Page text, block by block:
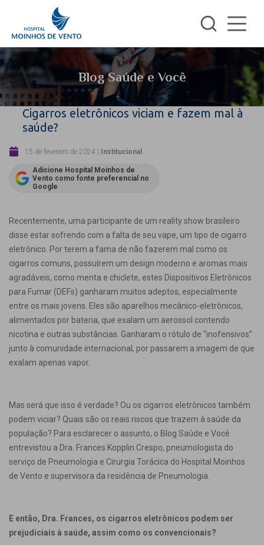
Blog Saúde e Você
Cigarros eletrônicos viciam e fazem mal à
saúde?
15 de fevereiro de 2024 | Institucional
Adicione Hospital Moinhos de
Vento como fonte preferencial no
Google
Recentemente, uma participante de um reality show brasileiro
disse estar sofrendo com a falta de seu vape, um tipo de cigarro
eletrônico. Por terem a fama de não fazerem mal como os
cigarros comuns, possuírem um design moderno e aromas mais
agradáveis, como menta e chiclete, estes Dispositivos Eletrônicos
para Fumar (DEFs) ganharam muitos adeptos, especialmente
entre os mais jovens. Eles são aparelhos mecânico-eletrônicos,
alimentados por bateria, que exalam um aerossol contendo
nicotina e outras substâncias. Ganharam o rótulo de “inofensivos”
junto à comunidade internacional, por passarem a imagem de que
exalam apenas vapor.
Mas será que isso é verdade? Ou os cigarros eletrônicos também
podem viciar? Quais são os reais riscos que trazem à saúde da
população? Para esclarecer o assunto, o Blog Saúde e Você
entrevistou a Dra. Frances Kopplin Crespo, pneumologista do
serviço de Pneumologia e Cirurgia Torácica do Hospital Moinhos
de Vento e supervisora da residência de Pneumologia.
E então, Dra. Frances, os cigarros eletrônicos podem ser
prejudiciais à saúde, assim como os convencionais?